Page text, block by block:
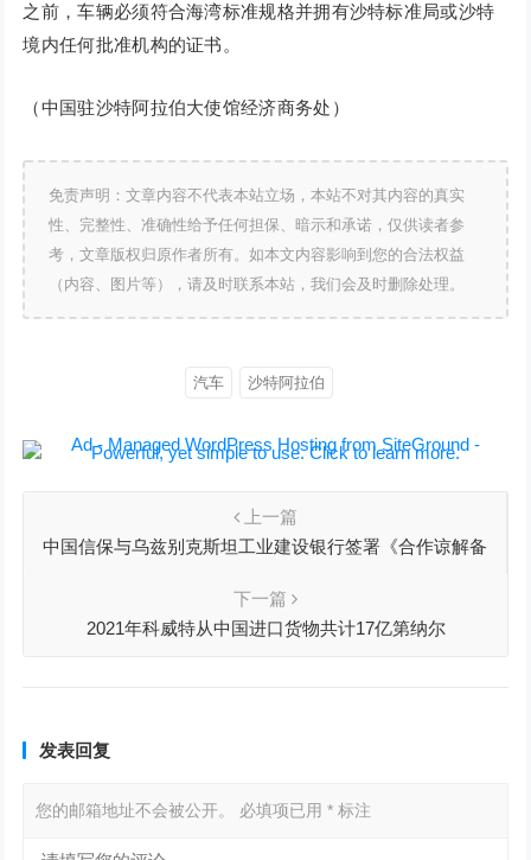
之前，车辆必须符合海湾标准规格并拥有沙特标准局或沙特
境内任何批准机构的证书。
（中国驻沙特阿拉伯大使馆经济商务处）
免责声明：文章内容不代表本站立场，本站不对其内容的真实
性、完整性、准确性给予任何担保、暗示和承诺，仅供读者参
考，文章版权归原作者所有。如本文内容影响到您的合法权益
（内容、图片等），请及时联系本站，我们会及时删除处理。
汽车 沙特阿拉伯
上一篇
中国信保与乌兹别克斯坦工业建设银行签署《合作谅解备
下一篇
2021年科威特从中国进口货物共计17亿第纳尔
发表回复
您的邮箱地址不会被公开。 必填项已用* 标注